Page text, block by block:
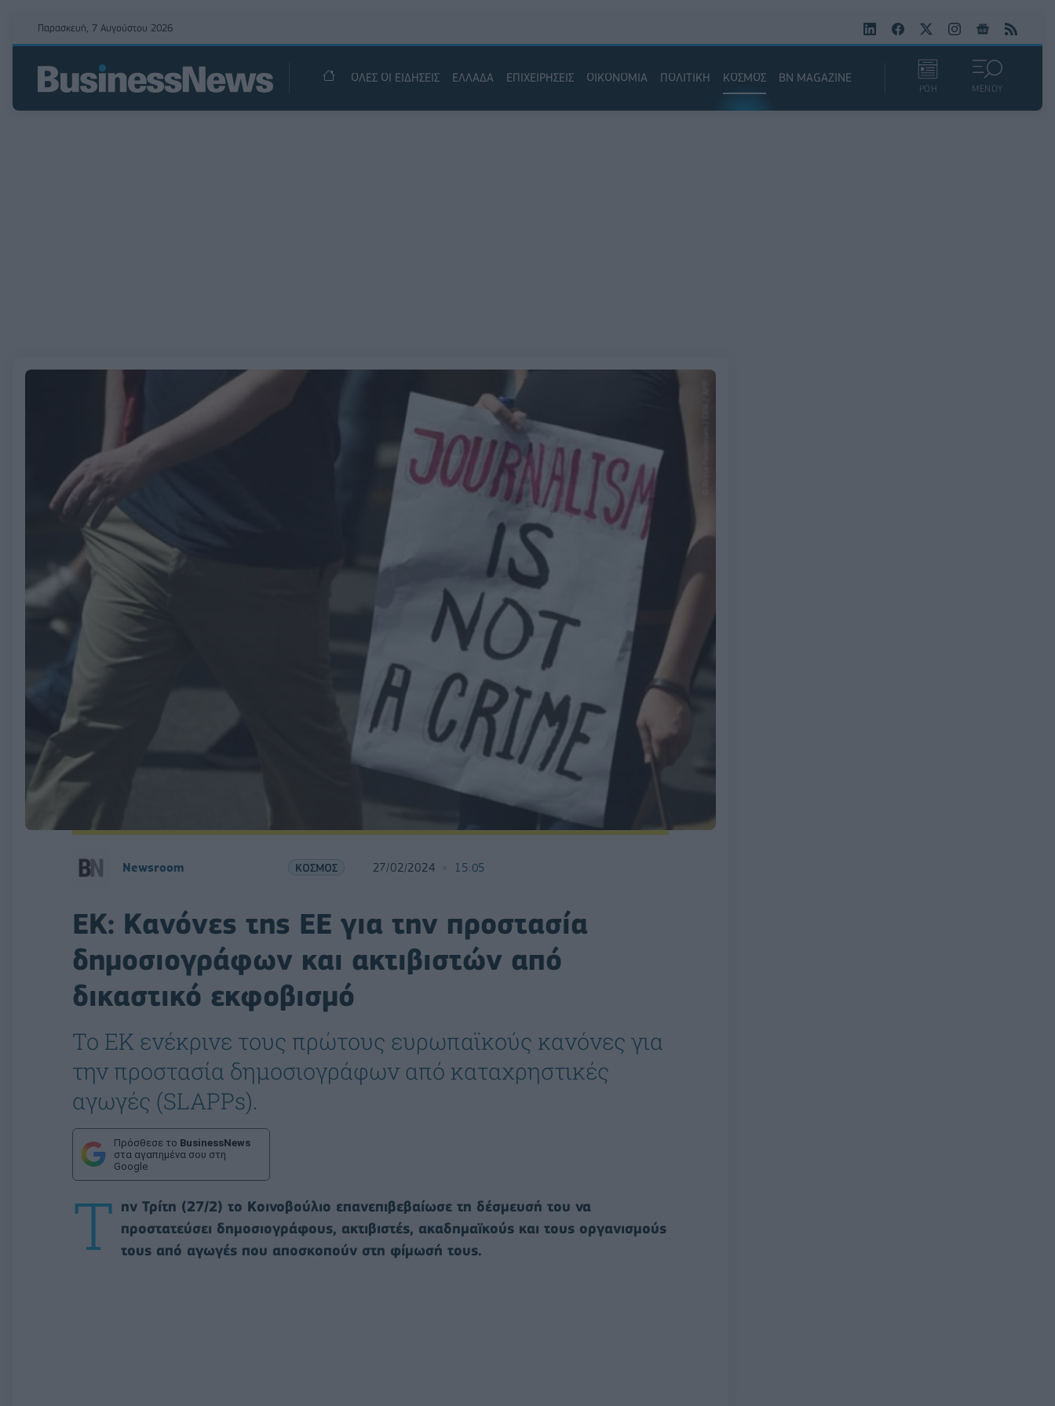
Παρασκευή, 7 Αυγούστου 2026
ΟΛΕΣ ΟΙ ΕΙΔΗΣΕΙΣ ΕΛΛΑΔΑ ΕΠΙΧΕΙΡΗΣΕΙΣ ΟΙΚΟΝΟΜΙΑ ΠΟΛΙΤΙΚΗ ΚΟΣΜΟΣ BN MAGAZINE
ΡΟΗ ΜΕΝΟΥ
Newsroom ΚΟΣΜΟΣ 27/02/2024 15:05
ΕΚ: Κανόνες της ΕΕ για την προστασία
δημοσιογράφων και ακτιβιστών από
δικαστικό εκφοβισμό
Το ΕΚ ενέκρινε τους πρώτους ευρωπαϊκούς κανόνες για
την προστασία δημοσιογράφων από καταχρηστικές
αγωγές (SLAPPs).
Πρόσθεσε το BusinessNews
στα αγαπημένα σου στη
Google
Τ ην Τρίτη (27/2) το Κοινοβούλιο επανεπιβεβαίωσε τη δέσμευσή του να
προστατεύσει δημοσιογράφους, ακτιβιστές, ακαδημαϊκούς και τους οργανισμούς
τους από αγωγές που αποσκοπούν στη φίμωσή τους.